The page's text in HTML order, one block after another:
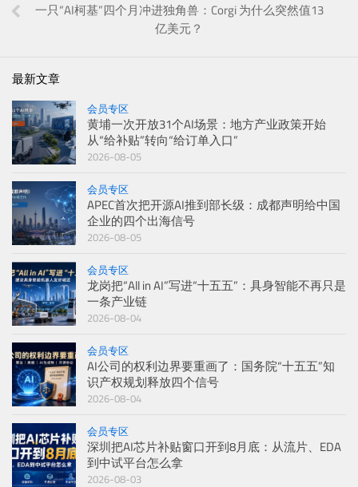
一只“AI柯基”四个月冲进独角兽：Corgi 为什么突然值13
亿美元？
最新文章
会员专区
黄埔一次开放31个AI场景：地方产业政策开始
从“给补贴”转向“给订单入口”
2026-08-05
会员专区
APEC首次把开源AI推到部长级：成都声明给中国
企业的四个出海信号
2026-08-05
会员专区
龙岗把“All in AI”写进“十五五”：具身智能不再只是
一条产业链
2026-08-04
会员专区
AI公司的权利边界要重画了：国务院“十五五”知
识产权规划释放四个信号
2026-08-04
会员专区
深圳把AI芯片补贴窗口开到8月底：从流片、EDA
到中试平台怎么拿
2026-08-03